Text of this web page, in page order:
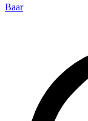
Baar